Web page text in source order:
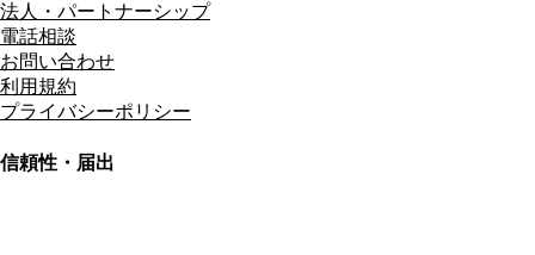
法人・パートナーシップ
電話相談
お問い合わせ
利用規約
プライバシーポリシー
信頼性・届出